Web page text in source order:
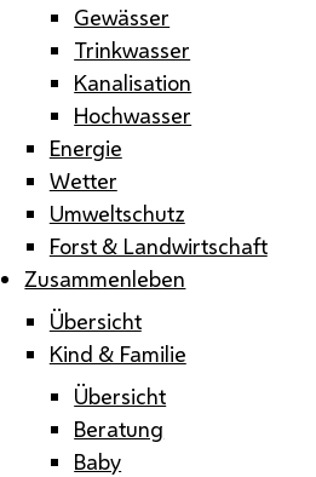
Gewässer
Trinkwasser
Kanalisation
Hochwasser
Energie
Wetter
Umweltschutz
Forst & Landwirtschaft
Zusammenleben
Übersicht
Kind & Familie
Übersicht
Beratung
Baby